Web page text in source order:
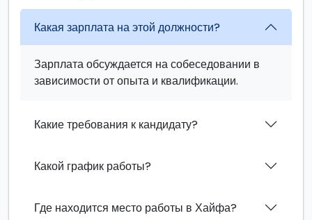
Какая зарплата на этой должности?
Зарплата обсуждается на собеседовании в
зависимости от опыта и квалификации.
Какие требования к кандидату?
Какой график работы?
Где находится место работы в Хайфа?